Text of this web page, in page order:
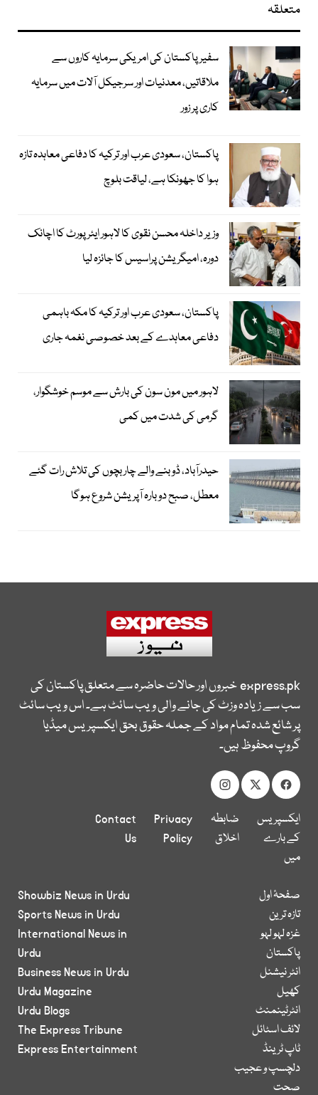
متعلقہ
سفیر پاکستان کی امریکی سرمایہ کاروں سے
ملاقاتیں، معدنیات اور سرجیکل آلات میں سرمایہ
کاری پر زور
پاکستان، سعودی عرب اور ترکیہ کا دفاعی معاہدہ تازہ
ہوا کا جھونکا ہے، لیاقت بلوچ
وزیر داخلہ محسن نقوی کا لاہور ایئر پورٹ کا اچانک
دورہ، امیگریشن پراسیس کا جائزہ لیا
پاکستان، سعودی عرب اور ترکیہ کا مکہ باہمی
دفاعی معاہدے کے بعد خصوصی نغمہ جاری
لاہور میں مون سون کی بارش سے موسم خوشگوار،
گرمی کی شدت میں کمی
حیدرآباد، ڈوبنے والے چار بچوں کی تلاش رات گئے
معطل، صبح دوبارہ آپریشن شروع ہوگا
express.pkخبروں اور حالات حاضرہ سے متعلق پاکستان کی
سب سے زیادہ وزٹ کی جانے والی ویب سائٹ ہے۔ اس ویب سائٹ
پر شائع شدہ تمام مواد کے جملہ حقوق بحق ایکسپریس میڈیا
گروپ محفوظ ہیں۔
ایکسپریس
کے بارے
میں
ضابطہ
اخلاق
Privacy
Policy
Contact
Us
صفحۂ اول
تازہ ترین
غزہ لہو لہو
پاکستان
انٹر نیشنل
کھیل
انٹرٹینمنٹ
لائف اسٹائل
ٹاپ ٹرینڈ
دلچسپ و عجیب
صحت
Showbiz News in Urdu
Sports News in Urdu
International News in
Urdu
Business News in Urdu
Urdu Magazine
Urdu Blogs
The Express Tribune
Express Entertainment